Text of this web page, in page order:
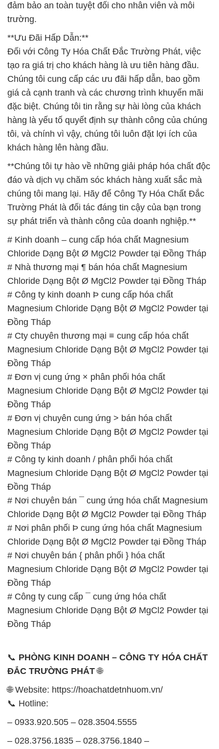
đảm bảo an toàn tuyệt đối cho nhân viên và môi
trường.
**Ưu Đãi Hấp Dẫn:**
Đối với Công Ty Hóa Chất Đắc Trường Phát, việc
tạo ra giá trị cho khách hàng là ưu tiên hàng đầu.
Chúng tôi cung cấp các ưu đãi hấp dẫn, bao gồm
giá cả cạnh tranh và các chương trình khuyến mãi
đặc biệt. Chúng tôi tin rằng sự hài lòng của khách
hàng là yếu tố quyết định sự thành công của chúng
tôi, và chính vì vậy, chúng tôi luôn đặt lợi ích của
khách hàng lên hàng đầu.
**Chúng tôi tự hào về những giải pháp hóa chất độc
đáo và dịch vụ chăm sóc khách hàng xuất sắc mà
chúng tôi mang lại. Hãy để Công Ty Hóa Chất Đắc
Trường Phát là đối tác đáng tin cậy của bạn trong
sự phát triển và thành công của doanh nghiệp.**
# Kinh doanh – cung cấp hóa chất Magnesium
Chloride Dạng Bột Ø MgCl2 Powder tại Đồng Tháp
# Nhà thương mại ¶ bán hóa chất Magnesium
Chloride Dạng Bột Ø MgCl2 Powder tại Đồng Tháp
# Công ty kinh doanh Þ cung cấp hóa chất
Magnesium Chloride Dạng Bột Ø MgCl2 Powder tại
Đồng Tháp
# Cty chuyên thương mại ≡ cung cấp hóa chất
Magnesium Chloride Dạng Bột Ø MgCl2 Powder tại
Đồng Tháp
# Đơn vị cung ứng × phân phối hóa chất
Magnesium Chloride Dạng Bột Ø MgCl2 Powder tại
Đồng Tháp
# Đơn vị chuyên cung ứng > bán hóa chất
Magnesium Chloride Dạng Bột Ø MgCl2 Powder tại
Đồng Tháp
# Công ty kinh doanh / phân phối hóa chất
Magnesium Chloride Dạng Bột Ø MgCl2 Powder tại
Đồng Tháp
# Nơi chuyên bán ¯ cung ứng hóa chất Magnesium
Chloride Dạng Bột Ø MgCl2 Powder tại Đồng Tháp
# Nơi phân phối Þ cung ứng hóa chất Magnesium
Chloride Dạng Bột Ø MgCl2 Powder tại Đồng Tháp
# Nơi chuyên bán { phân phối } hóa chất
Magnesium Chloride Dạng Bột Ø MgCl2 Powder tại
Đồng Tháp
# Công ty cung cấp ¯ cung ứng hóa chất
Magnesium Chloride Dạng Bột Ø MgCl2 Powder tại
Đồng Tháp
📞 PHÒNG KINH DOANH – CÔNG TY HÓA CHẤT
ĐẮC TRƯỜNG PHÁT🌐
🌐 Website: https://hoachatdetnhuom.vn/
📞 Hotline:
– 0933.920.505 – 028.3504.5555
– 028.3756.1835 – 028.3756.1840 –